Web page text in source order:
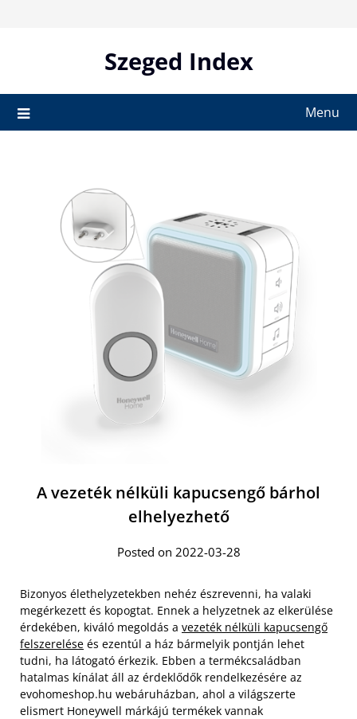
Szeged Index
Menu
A vezeték nélküli kapucsengő bárhol
elhelyezhető
Posted on 2022-03-28
Bizonyos élethelyzetekben nehéz észrevenni, ha valaki
megérkezett és kopogtat. Ennek a helyzetnek az elkerülése
érdekében, kiváló megoldás a vezeték nélküli kapucsengő
felszerelése és ezentúl a ház bármelyik pontján lehet
tudni, ha látogató érkezik. Ebben a termékcsaládban
hatalmas kínálat áll az érdeklődők rendelkezésére az
evohomeshop.hu webáruházban, ahol a világszerte
elismert Honeywell márkájú termékek vannak